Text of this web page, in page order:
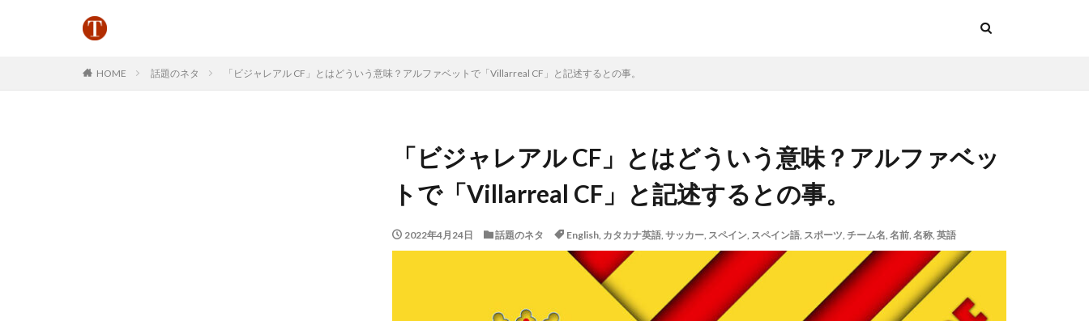
HOME 話題のネタ 「ビジャレアル CF」とはどういう意味？アルファベットで「Villarreal CF」と記述するとの事。
「ビジャレアル CF」とはどういう意味？アルファベッ
トで「Villarreal CF」と記述するとの事。
2022年4月24日 話題のネタ English, カタカナ英語, サッカー, スペイン, スペイン語, スポーツ, チーム名, 名前, 名称, 英語